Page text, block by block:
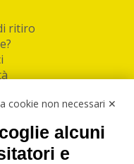
ritiro
cookie non necessari ✕
alcuni
e